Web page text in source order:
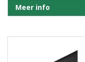
Meer info